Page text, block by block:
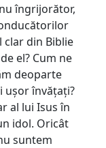
îngrijorător,
clar din Biblie
el? Cum ne
deoparte
ușor învățați?
al lui Isus în
idol. Oricât
suntem